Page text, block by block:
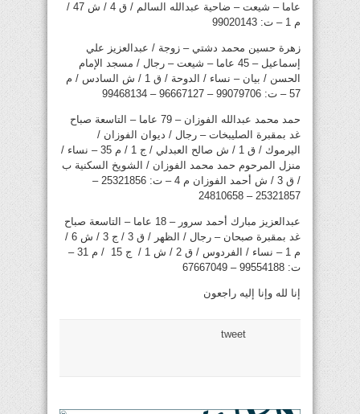
عاما – شيعت – ضاحية عبدالله السالم / ق 4 / ش 47 /
م 1 – ت: 99020143
زهرة حسين محمد دشتي – زوجة / عبدالعزيز علي
إسماعيل – 45 عاما – شيعت – رجال / مسجد الإمام
الحسن / بيان – نساء / الدوحة / ق 1 / ش السادس / م
57 – ت: 99079706 – 96667127 – 99468134
حمد محمد عبدالله الفوزان – 79 عاما – التاسعة صباح
غد بمقبرة الصليبخات – رجال / ديوان الفوزان /
اليرموك / ق 1 / ش صالح العبدلي / ج 1 / م 35 – نساء /
منزل المرحوم حمد محمد الفوزان / الشويخ السكنية ب
/ ق 3 / ش أحمد الفوزان م 4 – ت: 25321856 –
25321857 – 24810658
عبدالعزيز مبارك أحمد سرور – 18 عاما – التاسعة صباح
غد بمقبرة صبحان – رجال / الظهر / ق 3 / ج 3 / ش 6 /
م 1 – نساء / الفردوس / ق 2 / ش 1 / ج 15 / م 31 –
ت: 99554188 – 67667049
إنا لله وإنا إليه راجعون
tweet